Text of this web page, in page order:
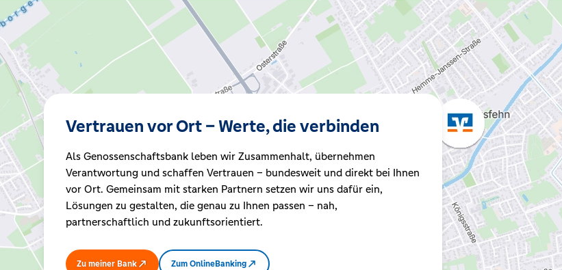
VR Banking App
Kreditrechner
Immobilien
Vertrauen vor Ort – Werte, die verbinden
Als Genossenschaftsbank leben wir Zusammenhalt, übernehmen
Verantwortung und schaffen Vertrauen – bundesweit und direkt bei Ihnen
vor Ort. Gemeinsam mit starken Partnern setzen wir uns dafür ein,
Lösungen zu gestalten, die genau zu Ihnen passen – nah,
partnerschaftlich und zukunftsorientiert.
Zu meiner Bank Zum OnlineBanking